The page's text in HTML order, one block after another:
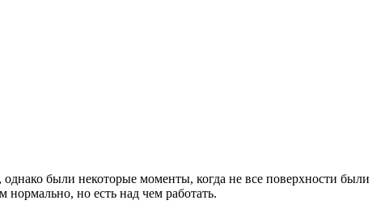
были некоторые моменты, когда не все поверхности были
но есть над чем работать.